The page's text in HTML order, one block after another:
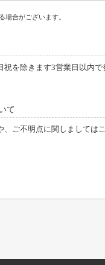
場合がございます。
祝を除きます3営業日以内
て
、ご不明点に関しましては